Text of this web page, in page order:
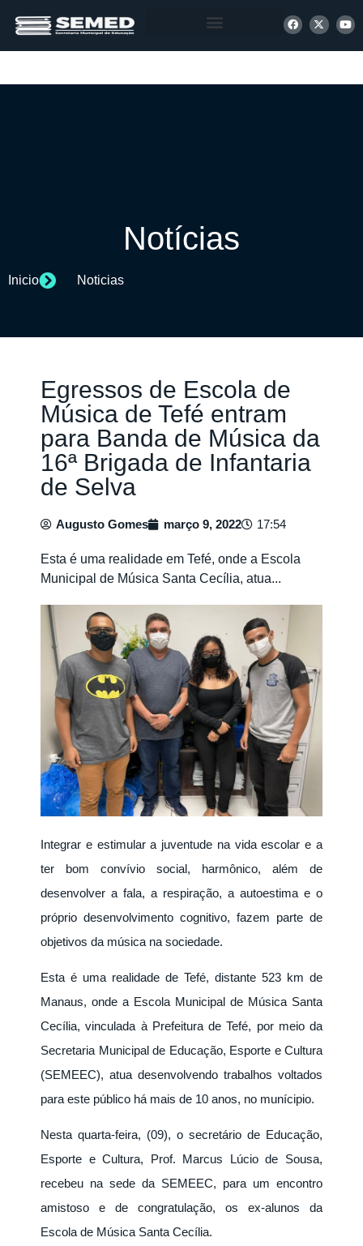
Notícias
Inicio Noticias
Egressos de Escola de
Música de Tefé entram
para Banda de Música da
16ª Brigada de Infantaria
de Selva
Augusto Gomes março 9, 2022 17:54
Esta é uma realidade em Tefé, onde a Escola
Municipal de Música Santa Cecília, atua...
Integrar e estimular a juventude na vida escolar e a
ter bom convívio social, harmônico, além de
desenvolver a fala, a respiração, a autoestima e o
próprio desenvolvimento cognitivo, fazem parte de
objetivos da música na sociedade.
Esta é uma realidade de Tefé, distante 523 km de
Manaus, onde a Escola Municipal de Música Santa
Cecília, vinculada à Prefeitura de Tefé, por meio da
Secretaria Municipal de Educação, Esporte e Cultura
(SEMEEC), atua desenvolvendo trabalhos voltados
para este público há mais de 10 anos, no munícipio.
Nesta quarta-feira, (09), o secretário de Educação,
Esporte e Cultura, Prof. Marcus Lúcio de Sousa,
recebeu na sede da SEMEEC, para um encontro
amistoso e de congratulação, os ex-alunos da
Escola de Música Santa Cecília.